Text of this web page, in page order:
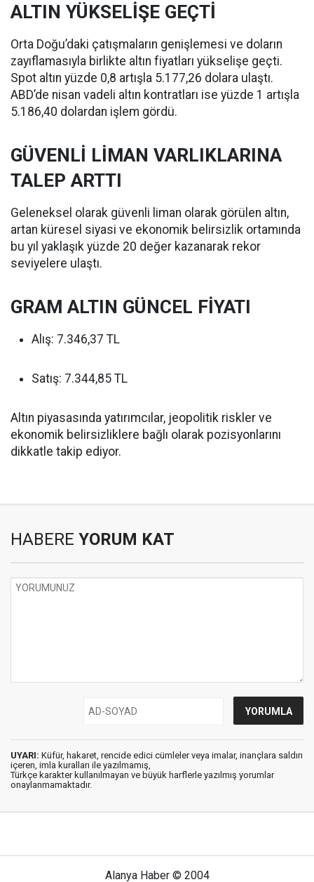
ALTIN YÜKSELİŞE GEÇTİ
Orta Doğu’daki çatışmaların genişlemesi ve doların
zayıflamasıyla birlikte altın fiyatları yükselişe geçti.
Spot altın yüzde 0,8 artışla 5.177,26 dolara ulaştı.
ABD’de nisan vadeli altın kontratları ise yüzde 1 artışla
5.186,40 dolardan işlem gördü.
GÜVENLİ LİMAN VARLIKLARINA
TALEP ARTTI
Geleneksel olarak güvenli liman olarak görülen altın,
artan küresel siyasi ve ekonomik belirsizlik ortamında
bu yıl yaklaşık yüzde 20 değer kazanarak rekor
seviyelere ulaştı.
GRAM ALTIN GÜNCEL FİYATI
Alış: 7.346,37 TL
Satış: 7.344,85 TL
Altın piyasasında yatırımcılar, jeopolitik riskler ve
ekonomik belirsizliklere bağlı olarak pozisyonlarını
dikkatle takip ediyor.
HABERE YORUM KAT
UYARI: Küfür, hakaret, rencide edici cümleler veya imalar, inançlara saldırı
içeren, imla kuralları ile yazılmamış,
Türkçe karakter kullanılmayan ve büyük harflerle yazılmış yorumlar
onaylanmamaktadır.
Alanya Haber © 2004